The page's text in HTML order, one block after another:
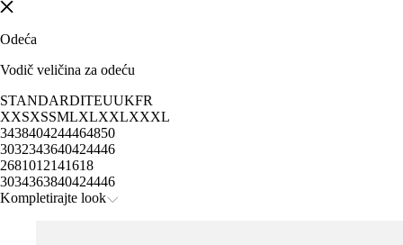
Odeća
Vodič veličina za odeću
STANDARDITEUUKFR
XXSXSSMLXLXXLXXXL
3438404244464850
3032343640424446
2681012141618
3034363840424446
Kompletirajte look